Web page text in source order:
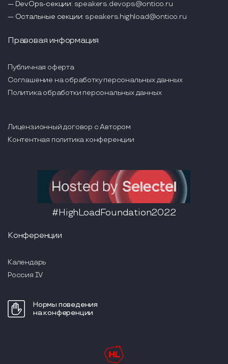
— DevOps-секции: speakers.devops@ontico.ru
— Остальные секции: speakers.highload@ontico.ru
Конференции
Календарь
Россия IV
Нормы поведения
на конференции
Правовая информация
Публичная оферта
Соглашение на обработку персональных данных
Политика обработки персональных данных
Лицензионный договор с Автором
Контентная политика конференции
#HighLoadFoundation2022